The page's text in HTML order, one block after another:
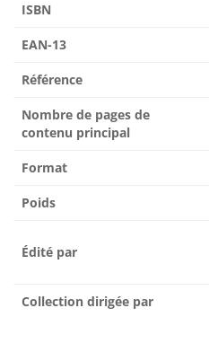
ISBN
EAN-13
Référence
Nombre de pages de
contenu principal
Format
Poids
Édité par
Collection dirigée par